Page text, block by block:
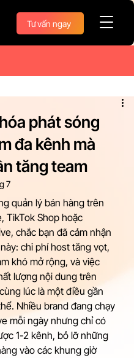
Tư vấn ngay
phát sóng
đa kênh mà
tăng team
7
quản lý bán hàng trên
TikTok Shop hoặc
chắc bạn đã cảm nhận
chi phí host tăng vọt,
khó mở rộng, và việc
lượng nội dung trên
lúc là một điều gần
Nhiều brand đang chạy
mỗi ngày nhưng chỉ có
1-2 kênh, bỏ lỡ những
vào các khung giờ